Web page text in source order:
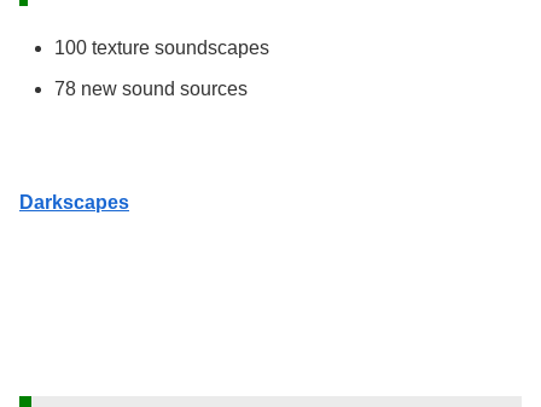
100 texture soundscapes
78 new sound sources
Darkscapes